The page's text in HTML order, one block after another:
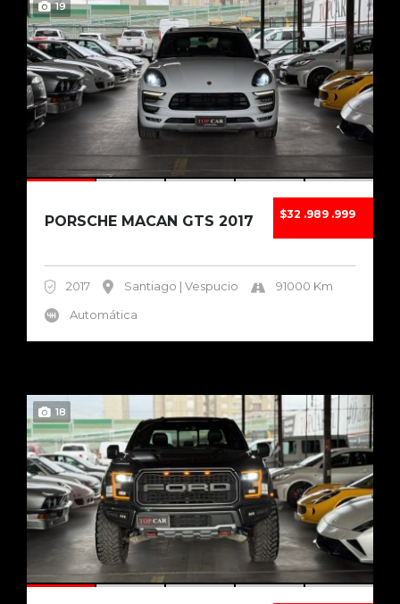
19
$32 .989 .999
PORSCHE MACAN GTS 2017
2017 Santiago | Vespucio
91000 Km
Automática
18